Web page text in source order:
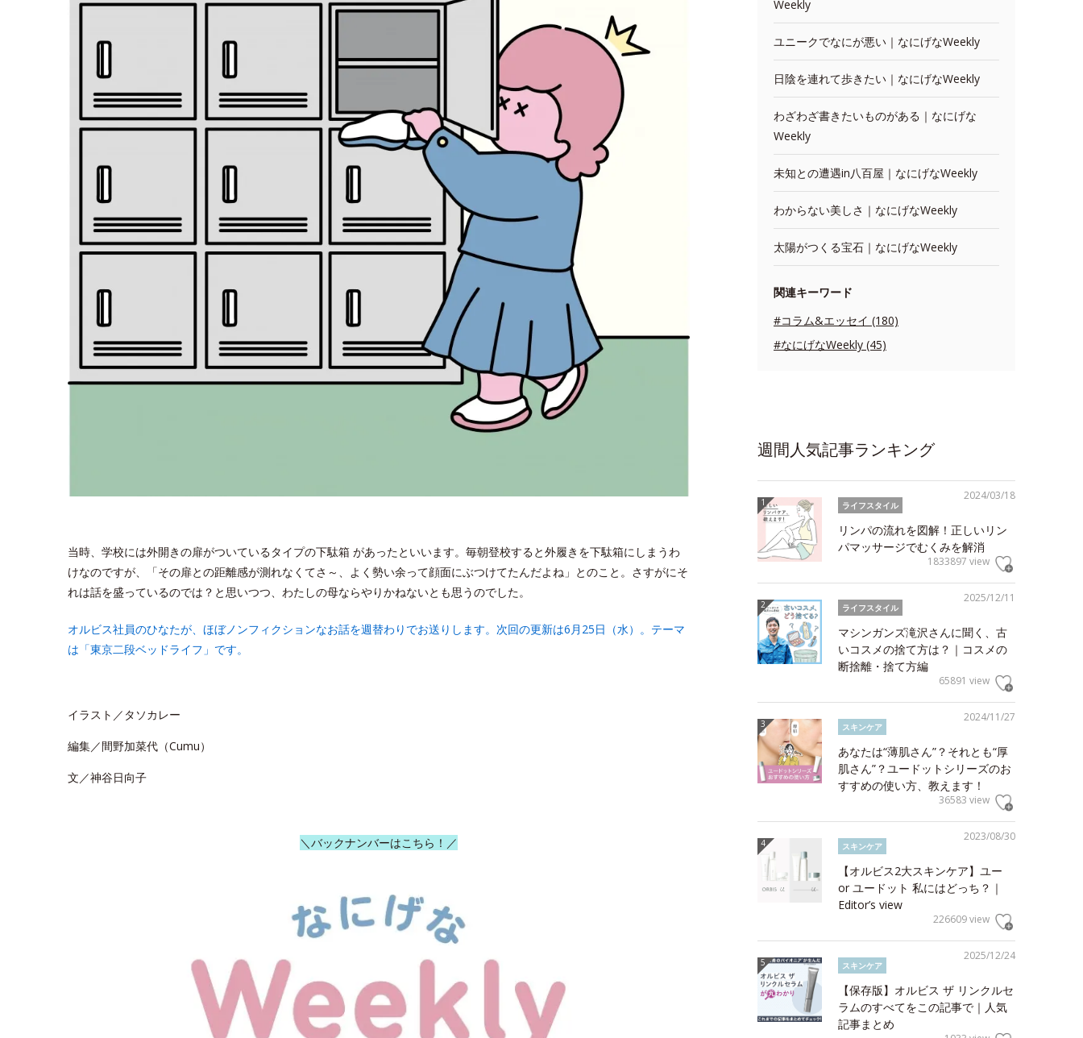
当時、学校には外開きの扉がついているタイプの下駄箱 があったといいます。毎朝登校すると外履きを下駄箱にしまうわ
けなのですが、「その扉との距離感が測れなくてさ～、よく勢い余って顔面にぶつけてたんだよね」とのこと。さすがにそ
れは話を盛っているのでは？と思いつつ、わたしの母ならやりかねないとも思うのでした。
オルビス社員のひなたが、ほぼノンフィクションなお話を週替わりでお送りします。次回の更新は6月25日（水）。テーマ
は「東京二段ベッドライフ」です。
イラスト／タソカレー
編集／間野加菜代（Cumu）
文／神谷日向子
＼バックナンバーはこちら！／
Weekly
ユニークでなにが悪い｜なにげなWeekly
日陰を連れて歩きたい｜なにげなWeekly
わざわざ書きたいものがある｜なにげな
Weekly
未知との遭遇in八百屋｜なにげなWeekly
わからない美しさ｜なにげなWeekly
太陽がつくる宝石｜なにげなWeekly
関連キーワード
#コラム&エッセイ (180)
#なにげなWeekly (45)
週間人気記事ランキング
2024/03/18
ライフスタイル
リンパの流れを図解！正しいリン
パマッサージでむくみを解消
1833897 view
2025/12/11
ライフスタイル
マシンガンズ滝沢さんに聞く、古
いコスメの捨て方は？｜コスメの
断捨離・捨て方編
65891 view
2024/11/27
スキンケア
あなたは“薄肌さん”？それとも“厚
肌さん”？ユードットシリーズのお
すすめの使い方、教えます！
36583 view
2023/08/30
スキンケア
【オルビス2大スキンケア】ユー
or ユードット 私にはどっち？｜
Editor’s view
226609 view
2025/12/24
スキンケア
【保存版】オルビス ザ リンクルセ
ラムのすべてをこの記事で｜人気
記事まとめ